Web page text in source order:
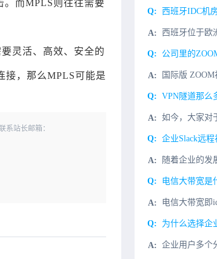
。而MPLS则往往需要
灵活、高效、安全的
接，那么MPLS可能是
系站长邮箱：
VPN隧道那么
电信大带宽是